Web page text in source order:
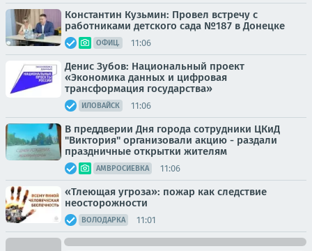
Константин Кузьмин: Провел встречу с
работниками детского сада №187 в Донецке
ОФИЦ. 11:06
Денис Зубов: Национальный проект
«Экономика данных и цифровая
трансформация государства»
ИЛОВАЙСК 11:06
В преддверии Дня города сотрудники ЦКиД
"Виктория" организовали акцию - раздали
праздничные открытки жителям
АМВРОСИЕВКА 11:06
«Тлеющая угроза»: пожар как следствие
неосторожности
ВОЛОДАРКА 11:01